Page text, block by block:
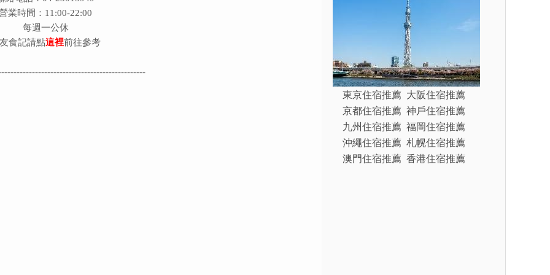
業時間：11:00-22:00
每週一公休
食記請點這裡前往參考
東京住宿推薦 大阪住宿推薦
京都住宿推薦 神戶住宿推薦
九州住宿推薦 福岡住宿推薦
沖繩住宿推薦 札幌住宿推薦
澳門住宿推薦 香港住宿推薦